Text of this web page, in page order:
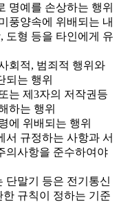
명예를 손상하는 행위
풍양속에 위배되는 내
도형 등을 타인에게 유
회적, 범죄적 행위와
되는 행위
는 제3자의 저작권등
하는 행위
에 위배되는 행위
규정하는 사항과 서
의사항을 준수하여야
말기 등은 전기통신
규칙이 정하는 기준